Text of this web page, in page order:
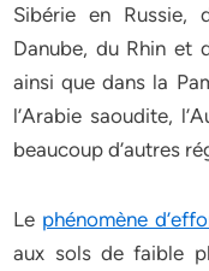
Sibérie en Russie,
Danube, du Rhin et
ainsi que dans la
l’Arabie saoudite,
beaucoup d’autres
Le phénomène
aux sols de faible